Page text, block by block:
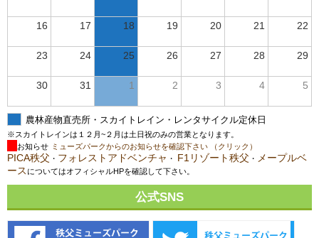
16 17 18 19 20 21 22
23 24 25 26 27 28 29
30 31 1 2 3 4 5
農林産物直売所・スカイトレイン・レンタサイクル定休日
※スカイトレインは１２月~２月は土日祝のみの営業となります。
お知らせ ミューズパークからのお知らせを確認下さい （クリック）
PICA秩父 ・ フォレストアドベンチャ ・ F1リゾート秩父 ・ メープルベ
ース についてはオフィシャルHPを確認して下さい。
公式SNS